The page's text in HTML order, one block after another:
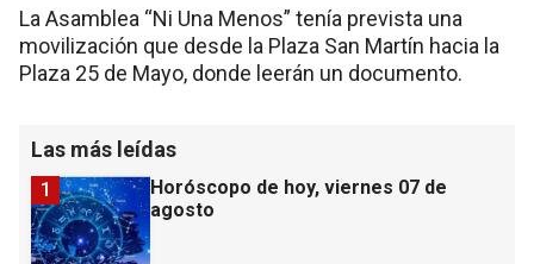
La Asamblea “Ni Una Menos” tenía prevista una
movilización que desde la Plaza San Martín hacia la
Plaza 25 de Mayo, donde leerán un documento.
Las más leídas
Horóscopo de hoy, viernes 07 de
agosto
1